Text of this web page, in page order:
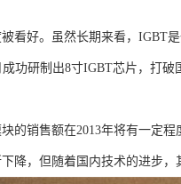
看好。虽然长期来看，IGBT
功研制出8寸IGBT芯片，打
的销售额在2013年将有一定
降，但随着国内技术的进步，